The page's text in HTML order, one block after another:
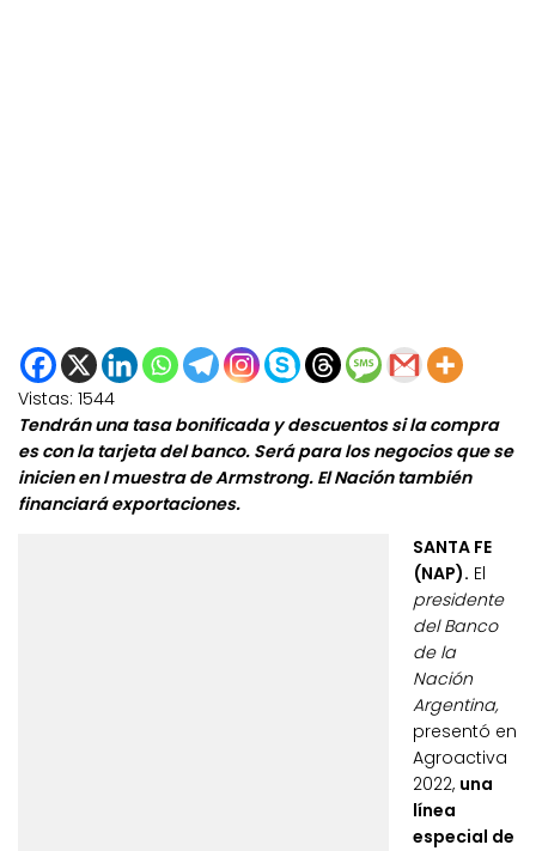
Vistas: 1544
Tendrán una tasa bonificada y descuentos si la compra
es con la tarjeta del banco. Será para los negocios que se
inicien en l muestra de Armstrong. El Nación también
financiará exportaciones.
SANTA FE
(NAP). El
presidente
del Banco
de la
Nación
Argentina,
presentó en
Agroactiva
2022, una
línea
especial de